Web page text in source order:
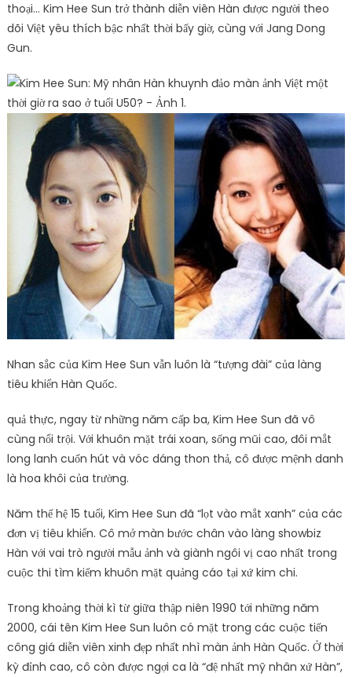
thoại… Kim Hee Sun trở thành diễn viên Hàn được người theo
dõi Việt yêu thích bậc nhất thời bấy giờ, cùng với Jang Dong
Gun.
Nhan sắc của Kim Hee Sun vẫn luôn là “tượng đài” của làng
tiêu khiển Hàn Quốc.
quả thực, ngay từ những năm cấp ba, Kim Hee Sun đã vô
cùng nổi trội. Với khuôn mặt trái xoan, sống mũi cao, đôi mắt
long lanh cuốn hút và vóc dáng thon thả, cô được mệnh danh
là hoa khôi của trường.
Năm thế hệ 15 tuổi, Kim Hee Sun đã “lọt vào mắt xanh” của các
đơn vị tiêu khiển. Cô mở màn bước chân vào làng showbiz
Hàn với vai trò người mẫu ảnh và giành ngôi vị cao nhất trong
cuộc thi tìm kiếm khuôn mặt quảng cáo tại xứ kim chi.
Trong khoảng thời kì từ giữa thập niên 1990 tới những năm
2000, cái tên Kim Hee Sun luôn có mặt trong các cuộc tiến
công giá diễn viên xinh đẹp nhất nhì màn ảnh Hàn Quốc. Ở thời
kỳ đỉnh cao, cô còn được ngợi ca là “đệ nhất mỹ nhân xứ Hàn”,